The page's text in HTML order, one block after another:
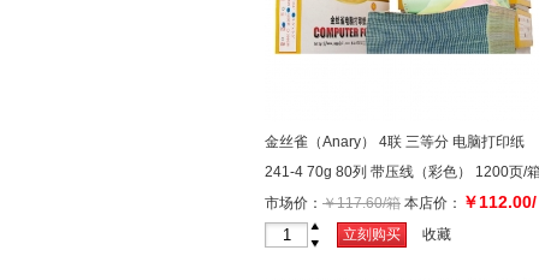
金丝雀（Anary） 4联 三等分 电脑打印纸
241-4 70g 80列 带压线（彩色） 1200页/
市场价： ￥117.60/箱 本店价： ￥112.00/
-
立刻购买 收藏